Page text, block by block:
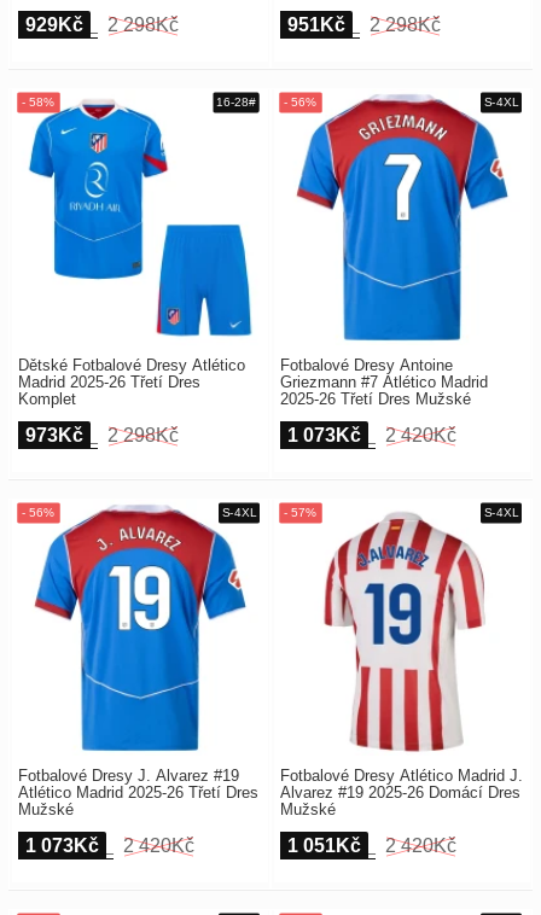
929Kč 2 298Kč 951Kč 2 298Kč
Dětské Fotbalové Dresy Atlético
Madrid 2025-26 Třetí Dres
Komplet
973Kč 2 298Kč
Fotbalové Dresy Antoine
Griezmann #7 Atlético Madrid
2025-26 Třetí Dres Mužské
1 073Kč 2 420Kč
Fotbalové Dresy J. Alvarez #19
Atlético Madrid 2025-26 Třetí Dres
Mužské
1 073Kč 2 420Kč
Fotbalové Dresy Atlético Madrid J.
Alvarez #19 2025-26 Domácí Dres
Mužské
1 051Kč 2 420Kč